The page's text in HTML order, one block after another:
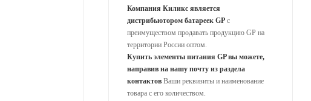
Компания Киликс является
дистрибьютором батареек GP с
преимуществом продавать продукцию GP на
территории России оптом.
Купить элементы питания GP вы можете,
направив на нашу почту из раздела
контактов Ваши реквизиты и наименование
товара с его количеством.